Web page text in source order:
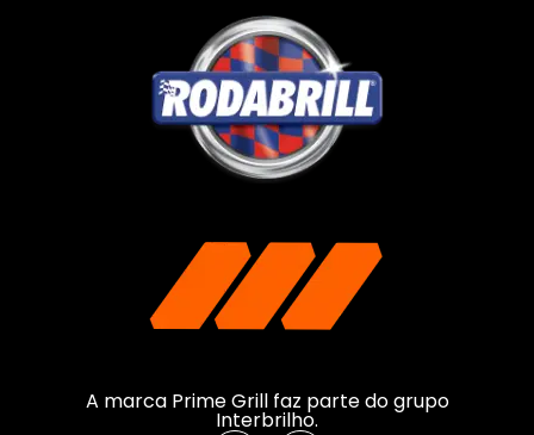
A marca Prime Grill faz parte do grupo
Interbrilho.